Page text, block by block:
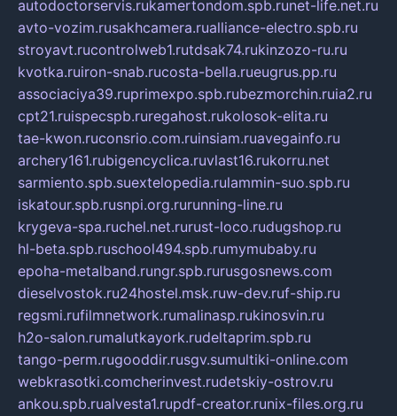
autodoctorservis.rukamertondom.spb.runet-life.net.ru
avto-vozim.rusakhcamera.rualliance-electro.spb.ru
stroyavt.rucontrolweb1.rutdsak74.rukinzozo-ru.ru
kvotka.ruiron-snab.rucosta-bella.rueugrus.pp.ru
associaciya39.ruprimexpo.spb.rubezmorchin.ruia2.ru
cpt21.ruispecspb.ruregahost.rukolosok-elita.ru
tae-kwon.ruconsrio.com.ruinsiam.ruavegainfo.ru
archery161.rubigencyclica.ruvlast16.rukorru.net
sarmiento.spb.suextelopedia.rulammin-suo.spb.ru
iskatour.spb.rusnpi.org.rurunning-line.ru
krygeva-spa.ruchel.net.rurust-loco.rudugshop.ru
hl-beta.spb.ruschool494.spb.rumymubaby.ru
epoha-metalband.rungr.spb.rurusgosnews.com
dieselvostok.ru24hostel.msk.ruw-dev.ruf-ship.ru
regsmi.rufilmnetwork.rumalinasp.rukinosvin.ru
h2o-salon.rumalutkayork.rudeltaprim.spb.ru
tango-perm.rugooddir.rusgv.sumultiki-online.com
webkrasotki.comcherinvest.rudetskiy-ostrov.ru
ankou.spb.rualvesta1.rupdf-creator.runix-files.org.ru